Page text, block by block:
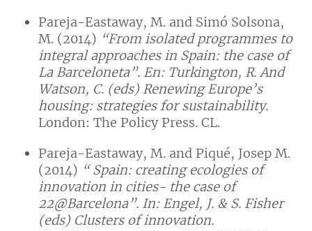
Pareja-Eastaway, M. and Simó Solsona,
M. (2014) “From isolated programmes to
integral approaches in Spain: the case of
La Barceloneta”. En: Turkington, R. And
Watson, C. (eds) Renewing Europe’s
housing: strategies for sustainability.
London: The Policy Press. CL.
Pareja-Eastaway, M. and Piqué, Josep M.
(2014) “ Spain: creating ecologies of
innovation in cities- the case of
22@Barcelona”. In: Engel, J. & S. Fisher
(eds) Clusters of innovation.